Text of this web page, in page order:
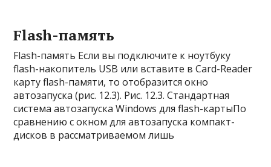
Flash-память
Flash-память Если вы подключите к ноутбуку
flash-накопитель USB или вставите в Card-Reader
карту flash-памяти, то отобразится окно
автозапуска (рис. 12.3). Рис. 12.3. Стандартная
система автозапуска Windows для flash-картыПо
сравнению с окном для автозапуска компакт-
дисков в рассматриваемом лишь